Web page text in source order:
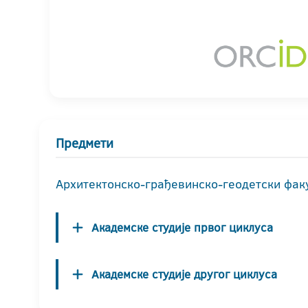
Предмети
Архитектонско-грађевинско-геодетски
Академске студије првог циклуса
Академске студије другог циклуса